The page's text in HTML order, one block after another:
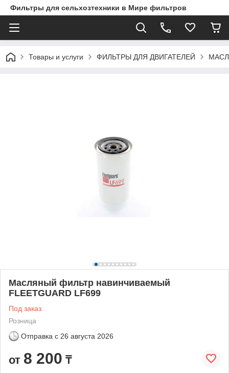
Фильтры для сельхозтехники в Мире фильтров
Товары и услуги ФИЛЬТРЫ ДЛЯ ДВИГАТЕЛЕЙ
Масляный фильтр навинчиваемый
FLEETGUARD LF699
Под заказ
Розница
Отправка с 26 августа 2026
от 8 200 ₸